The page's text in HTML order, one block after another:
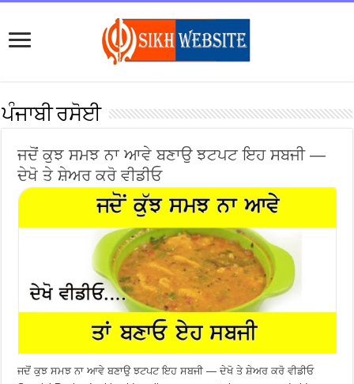
ਪੰਜਾਬੀ ਰਸੋਈ
ਜਦੋਂ ਕੁਝ ਸਮਝ ਨਾ ਆਵੇ ਬਣਾਉ ਝਟਪਟ ਇਹ ਸਬਜੀ —
ਦੇਖੋ ਤੇ ਸ਼ੇਅਰ ਕਰੋ ਵੀਡੀਓ
ਜਦੋਂ ਕੁਝ ਸਮਝ ਨਾ ਆਵੇ ਬਣਾਉ ਝਟਪਟ ਇਹ ਸਬਜੀ — ਦੇਖੋ ਤੇ ਸ਼ੇਅਰ ਕਰੋ ਵੀਡੀਓ